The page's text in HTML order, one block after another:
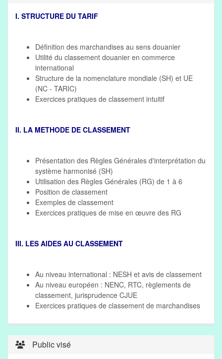
I. STRUCTURE DU TARIF
Définition des marchandises au sens douanier
Utilité du classement douanier en commerce
international
Structure de la nomenclature mondiale (SH) et UE
(NC - TARIC)
Exercices pratiques de classement intuitif
II. LA METHODE DE CLASSEMENT
Présentation des Règles Générales d'interprétation du
système harmonisé (SH)
Utilisation des Règles Générales (RG) de 1 à 6
Position de classement
Exemples de classement
Exercices pratiques de mise en œuvre des RG
III. LES AIDES AU CLASSEMENT
Au niveau international : NESH et avis de classement
Au niveau européen : NENC, RTC, règlements de
classement, jurisprudence CJUE
Exercices pratiques de classement de marchandises
Public visé